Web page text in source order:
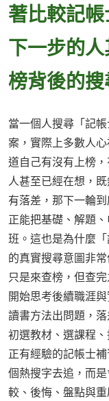
著比較記
下一步的
榜背後的
當一個人搜尋「記
案，實際上多數人
道自己有沒有上榜
人甚至已經在想，
有落差，那下一輪
正能把基礎、解題
班。這也是為什麼
的真實搜尋意圖非
只是來查榜，但查
開始思考後續職涯
讀書方法出問題，
初選教材、選課程
正有經驗的記帳士
個熱搜字去追，而
較、後悔、盤點與